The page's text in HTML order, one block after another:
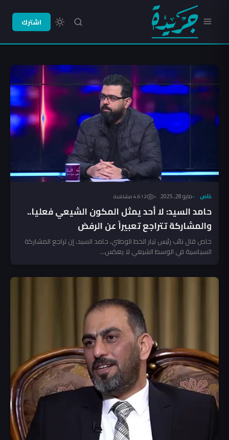
اشترك
خاص مايو 28, 2025 4٬612 مشاهدة
حامد السيد: لا أحد يمثل المكون الشيعي فعليا..
والمشاركة تتراجع تعبيراً عن الرفض
خاص قال نائب رئيس تيار الخط الوطني، حامد السيد، إن تراجع المشاركة
السياسية في الوسط الشيعي لا يعكس...